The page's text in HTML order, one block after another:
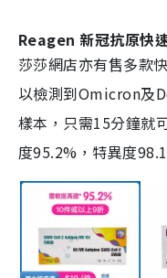
Reagen 新冠抗原快
莎莎網店亦有售多款
以檢測到Omicron及
樣本，只需15分鐘就
度95.2%，特異度